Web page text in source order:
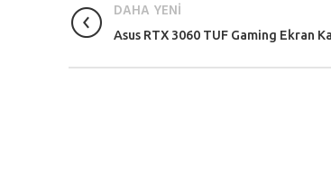
DAHA YENİ
Asus RTX 3060 TUF Gaming Ekran